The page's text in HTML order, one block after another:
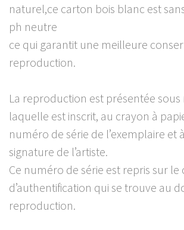
naturel,ce carton bois blanc est
ph neutre
ce qui garantit une meilleure
reproduction.
La reproduction est présentée
laquelle est inscrit, au crayon à
numéro de série de l’exemplaire et
signature de l’artiste.
Ce numéro de série est repris sur le
d’authentification qui se trouve au
reproduction.